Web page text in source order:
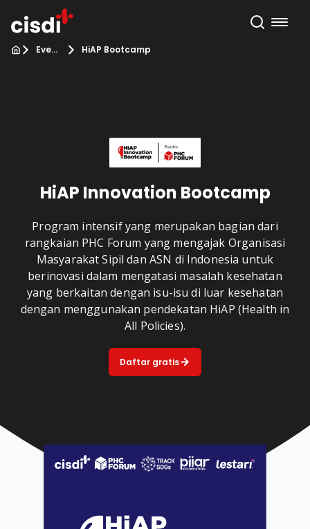
Event HiAP Bootcamp
HiAP Innovation Bootcamp
Program intensif yang merupakan bagian dari
rangkaian PHC Forum yang mengajak Organisasi
Masyarakat Sipil dan ASN di Indonesia untuk
berinovasi dalam mengatasi masalah kesehatan
yang berkaitan dengan isu-isu di luar kesehatan
dengan menggunakan pendekatan HiAP (Health in
All Policies).
Daftar gratis